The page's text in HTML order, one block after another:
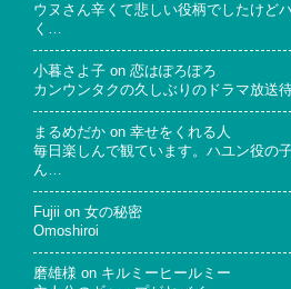
ウヌさん辛くて悲しい役柄でしたけど
く…
小暮さよ子 on 恋はぽろぽろ
カンウンタクの久しぶりのドラマ放送
まるめだか on 幸せをくれる人
毎日楽しんで観ています。ハユン役の
ん…
Fujii on 女の秘密
Omoshiroi
磨雄様 on キルミーヒールミー